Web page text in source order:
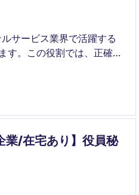
サービス業界で活躍する
す。この役割では、正確で
業/在宅あり】役員秘